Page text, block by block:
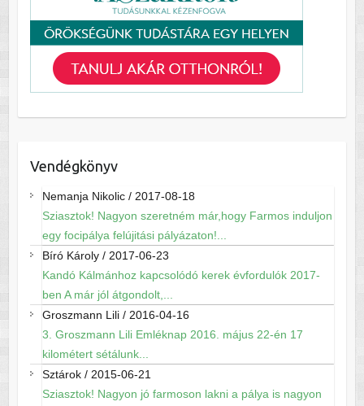
Vendégkönyv
Nemanja Nikolic/ 2017-08-18
Sziasztok! Nagyon szeretném már,hogy Farmos induljon
egy focipálya felújitási pályázaton!...
Bíró Károly/ 2017-06-23
Kandó Kálmánhoz kapcsolódó kerek évfordulók 2017-
ben A már jól átgondolt,...
Groszmann Lili/ 2016-04-16
3. Groszmann Lili Emléknap 2016. május 22-én 17
kilométert sétálunk...
Sztárok/ 2015-06-21
Sziasztok! Nagyon jó farmoson lakni a pálya is nagyon